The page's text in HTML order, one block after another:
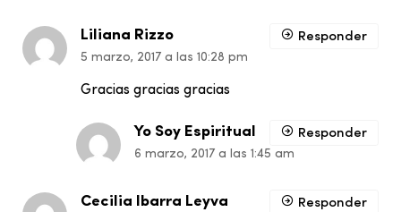
Liliana Rizzo
5 marzo, 2017 a las 10:28 pm
Gracias gracias gracias
Responder
Yo Soy Espiritual
6 marzo, 2017 a las 1:45 am
Responder
Cecilia Ibarra Leyva Responder